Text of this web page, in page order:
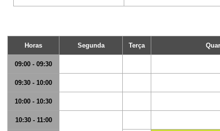
Horas Segunda Terça
09:00 - 09:30
09:30 - 10:00
10:00 - 10:30
10:30 - 11:00